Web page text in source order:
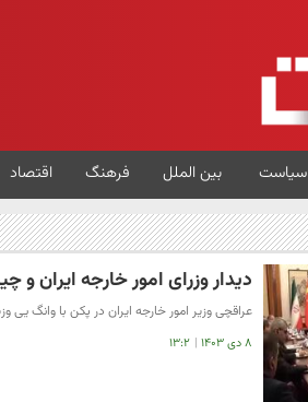
سیاست بین الملل فرهنگ اقتصاد
دیدار وزرای امور خارجه ایران و
عراقچی وزیر امور خارجه ایران در پکن با وانگ یی
۸ دی ۱۴۰۳ | ۱۳:۲